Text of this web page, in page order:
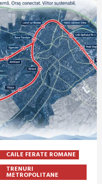
CAILE FERATE ROMANE
TRENURI
METROPOLITANE